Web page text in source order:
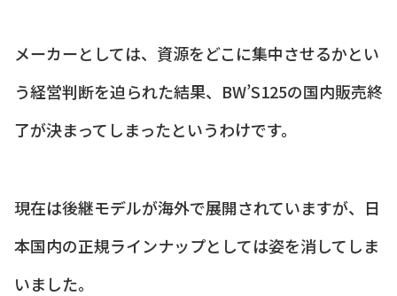
メーカーとしては、資源をどこに集中させるかとい
う経営判断を迫られた結果、BW’S125の国内販売終
了が決まってしまったというわけです。
現在は後継モデルが海外で展開されていますが、日
本国内の正規ラインナップとしては姿を消してしま
いました。